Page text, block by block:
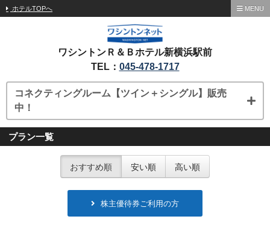
ホテルTOPへ MENU
ワシントンＲ＆Ｂホテル新横浜駅前
TEL： 045-478-1717
コネクティングルーム【ツイン＋シングル】販売
中！
プラン一覧
おすすめ順 安い順 高い順
株主優待券ご利用の方